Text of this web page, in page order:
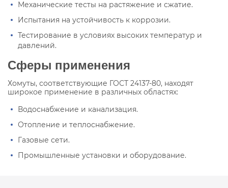
Механические тесты на растяжение и сжатие.
Испытания на устойчивость к коррозии.
Тестирование в условиях высоких температур и
давлений.
Сферы применения
Хомуты, соответствующие ГОСТ 24137-80, находят
широкое применение в различных областях:
Водоснабжение и канализация.
Отопление и теплоснабжение.
Газовые сети.
Промышленные установки и оборудование.